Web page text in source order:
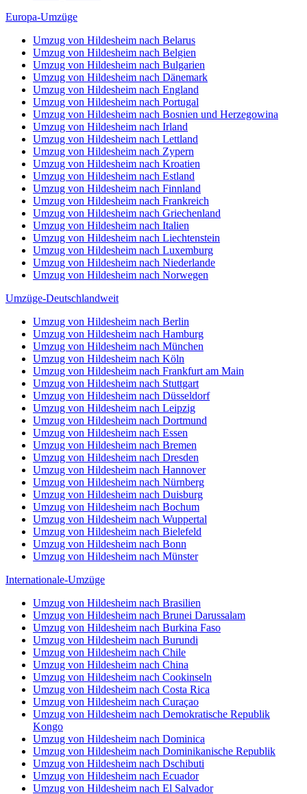
Europa-Umzüge
Umzug von Hildesheim nach Belarus
Umzug von Hildesheim nach Belgien
Umzug von Hildesheim nach Bulgarien
Umzug von Hildesheim nach Dänemark
Umzug von Hildesheim nach England
Umzug von Hildesheim nach Portugal
Umzug von Hildesheim nach Bosnien und Herzegowina
Umzug von Hildesheim nach Irland
Umzug von Hildesheim nach Lettland
Umzug von Hildesheim nach Zypern
Umzug von Hildesheim nach Kroatien
Umzug von Hildesheim nach Estland
Umzug von Hildesheim nach Finnland
Umzug von Hildesheim nach Frankreich
Umzug von Hildesheim nach Griechenland
Umzug von Hildesheim nach Italien
Umzug von Hildesheim nach Liechtenstein
Umzug von Hildesheim nach Luxemburg
Umzug von Hildesheim nach Niederlande
Umzug von Hildesheim nach Norwegen
Umzüge-Deutschlandweit
Umzug von Hildesheim nach Berlin
Umzug von Hildesheim nach Hamburg
Umzug von Hildesheim nach München
Umzug von Hildesheim nach Köln
Umzug von Hildesheim nach Frankfurt am Main
Umzug von Hildesheim nach Stuttgart
Umzug von Hildesheim nach Düsseldorf
Umzug von Hildesheim nach Leipzig
Umzug von Hildesheim nach Dortmund
Umzug von Hildesheim nach Essen
Umzug von Hildesheim nach Bremen
Umzug von Hildesheim nach Dresden
Umzug von Hildesheim nach Hannover
Umzug von Hildesheim nach Nürnberg
Umzug von Hildesheim nach Duisburg
Umzug von Hildesheim nach Bochum
Umzug von Hildesheim nach Wuppertal
Umzug von Hildesheim nach Bielefeld
Umzug von Hildesheim nach Bonn
Umzug von Hildesheim nach Münster
Internationale-Umzüge
Umzug von Hildesheim nach Brasilien
Umzug von Hildesheim nach Brunei Darussalam
Umzug von Hildesheim nach Burkina Faso
Umzug von Hildesheim nach Burundi
Umzug von Hildesheim nach Chile
Umzug von Hildesheim nach China
Umzug von Hildesheim nach Cookinseln
Umzug von Hildesheim nach Costa Rica
Umzug von Hildesheim nach Curaçao
Umzug von Hildesheim nach Demokratische Republik
Kongo
Umzug von Hildesheim nach Dominica
Umzug von Hildesheim nach Dominikanische Republik
Umzug von Hildesheim nach Dschibuti
Umzug von Hildesheim nach Ecuador
Umzug von Hildesheim nach El Salvador